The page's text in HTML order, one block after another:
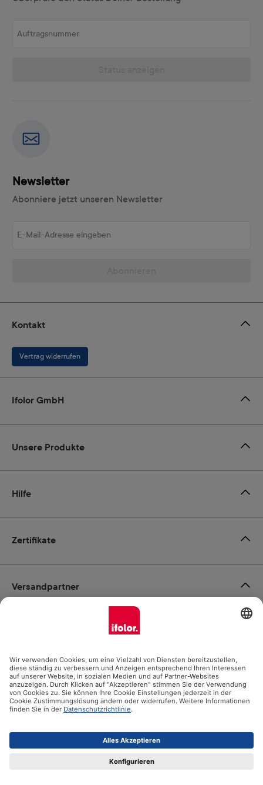
Newsletter
Abonniere jetzt unseren Newsletter
Zertifikate
Kontakt
Vertrag widerrufen
Ifolor GmbH
Unsere Produkte
Hilfe
Zahlungsmöglichkeiten
Social Media
Versandpartner
Alle Preise inkl. gesetzl. Mehrwertsteuer zzgl.
und ggf. Nachnahmegebühren, wenn nicht anders angegeben.